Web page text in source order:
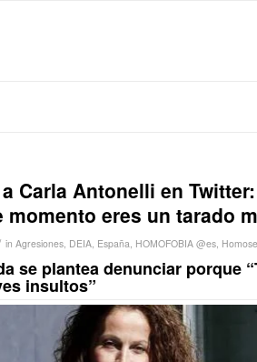
Carla Antonelli en
momento eres un tarado
in Agresiones, DEIA, España, HOMOFOBIA @es,
se plantea denunciar porque
insultos”